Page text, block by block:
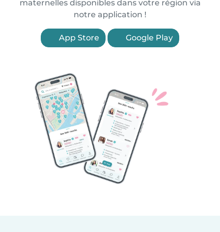
maternelles disponibles dans votre région via
notre application !
App Store Google Play